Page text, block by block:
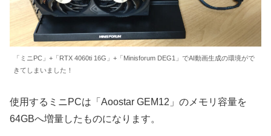
「ミニPC」+「RTX 4060ti 16G」+「Minisforum DEG1」でAI動画生成の環境がで
きてしまいました！
使用するミニPCは「Aoostar GEM12」のメモリ容量を
64GBへ増量したものになります。